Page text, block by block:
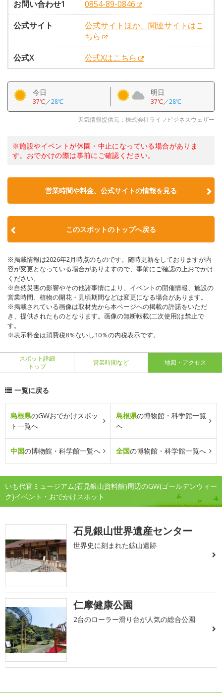
お問い合わせ1
0854-89-0846
公式サイト
公式サイトほか、関連サイトはこ
ちら
公式X
公式Xはこちら
今日
37℃／28℃
明日
37℃／28℃
天気情報提供元：株式会社ライフビジネスウェザー
※施設やイベントが休園・中止になっている場合がありま
す。おでかけの際は事前にご確認ください。
営業時間や料金、公式サイトの情報を見る
このスポットのトップへ戻る
※掲載情報は2026年2月時点のものです。随時更新をしておりますが内
容が変更となっている場合がありますので、事前にご確認の上おでかけ
ください。
※自然災害の影響やその他諸事情により、イベントの開催情報、施設の
営業時間、植物の開花・見頃期間などは変更になる場合があります。
※掲載されている画像は取材先から本ページへの掲載の許諾をいただ
き、提供されたものとなります。画像の無断転載(二次使用)は禁止で
す。
※表示料金は消費税8％ないし10％の内税表示です。
スポット詳細
トップ
営業時間など 地図・アクセス
一覧に戻る
島根県のGWおでかけスポッ
ト一覧へ
島根県の博物館・科学館一覧
へ
中国の博物館・科学館一覧へ 全国の博物館・科学館一覧へ
いも代官ミュージアム(石見銀山資料館)周辺のGW(ゴールデンウィー
ク)イベント・おでかけスポット
石見銀山世界遺産センター
世界史に刻まれた鉱山遺跡
仁摩健康公園
2台のローラー滑り台が人気の総合公園